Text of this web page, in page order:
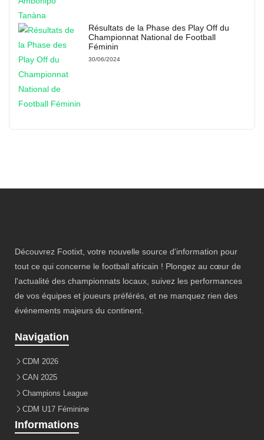
Résultats de la Phase des Play Off du
Championnat National de Football
Féminin
30/06/2024
Découvrez Footixt, votre nouvelle source d'information pour
tout ce qui concerne le football africain ! Plongez au cœur de
l'actualité des championnats locaux, suivez les performances
de vos équipes et joueurs préférés, et ne manquez rien des
événements majeurs du continent.
Navigation
CDM 2026
CAN 2025
Champions League
CDM U17 Féminine
Informations